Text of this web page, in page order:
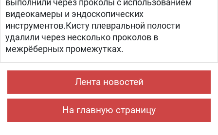
выполнили через проколы с использованием
видеокамеры и эндоскопических
инструментов.Кисту плевральной полости
удалили через несколько проколов в
межрёберных промежутках.
Лента новостей
На главную страницу